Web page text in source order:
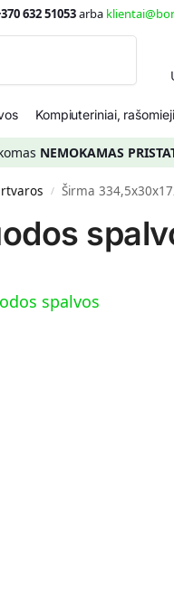
632 51053arba
Kompiuteriniai,
NEMOKAMAS
/ Širma